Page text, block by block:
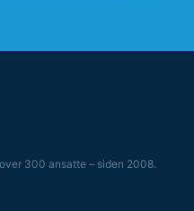
300 ansatte – siden 2008.